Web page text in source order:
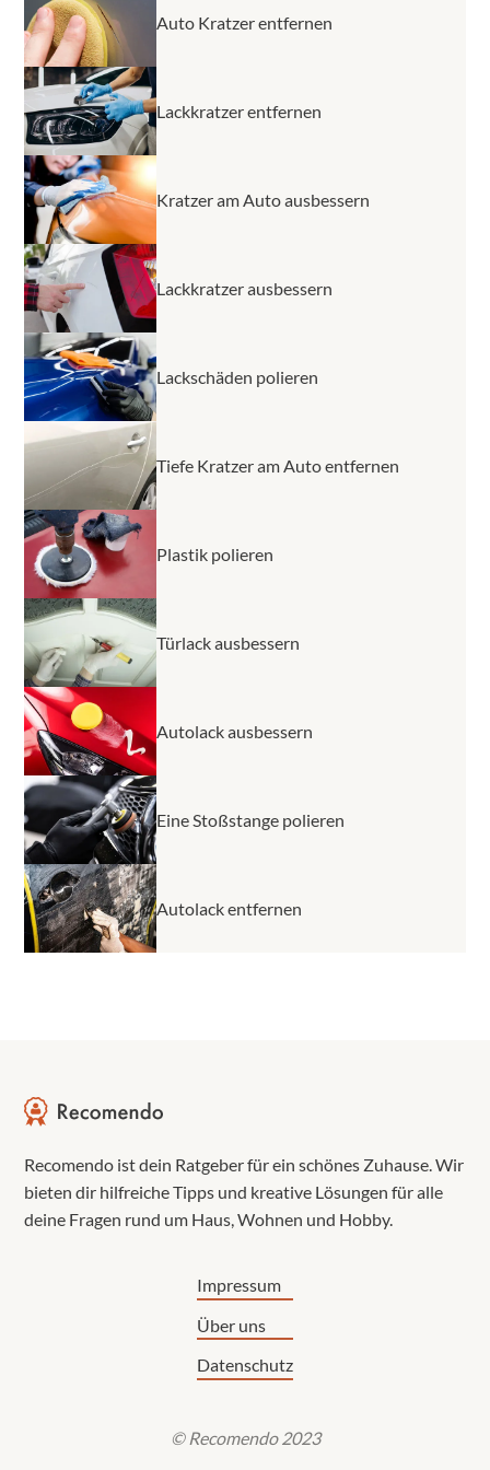
Auto Kratzer entfernen
Lackkratzer entfernen
Kratzer am Auto ausbessern
Lackkratzer ausbessern
Lackschäden polieren
Tiefe Kratzer am Auto entfernen
Plastik polieren
Türlack ausbessern
Autolack ausbessern
Eine Stoßstange polieren
Autolack entfernen
Recomendo ist dein Ratgeber für ein schönes Zuhause. Wir
bieten dir hilfreiche Tipps und kreative Lösungen für alle
deine Fragen rund um Haus, Wohnen und Hobby.
© Recomendo 2023
Impressum
Über uns
Datenschutz